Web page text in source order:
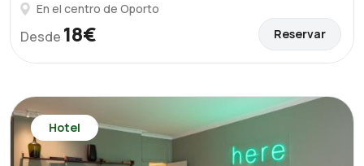
En el centro de Oporto
Desde 18€ Reservar
Hotel